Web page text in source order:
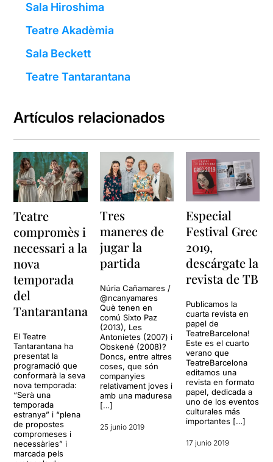
Sala Hiroshima
Teatre Akadèmia
Sala Beckett
Teatre Tantarantana
Artículos relacionados
Teatre
compromès i
necessari a la
nova
temporada
del
Tantarantana
El Teatre
Tantarantana ha
presentat la
programació que
conformarà la seva
nova temporada:
“Serà una
temporada
estranya” i “plena
de propostes
compromeses i
necessàries” i
marcada pels
Tres
maneres de
jugar la
partida
Núria Cañamares /
@ncanyamares
Què tenen en
comú Sixto Paz
(2013), Les
Antonietes (2007) i
Obskené (2008)?
Doncs, entre altres
coses, que són
companyies
relativament joves i
amb una maduresa
[…]
25 junio 2019
Especial
Festival Grec
2019,
descárgate la
revista de TB
Publicamos la
cuarta revista en
papel de
TeatreBarcelona!
Este es el cuarto
verano que
TeatreBarcelona
editamos una
revista en formato
papel, dedicada a
uno de los eventos
culturales más
importantes […]
17 junio 2019